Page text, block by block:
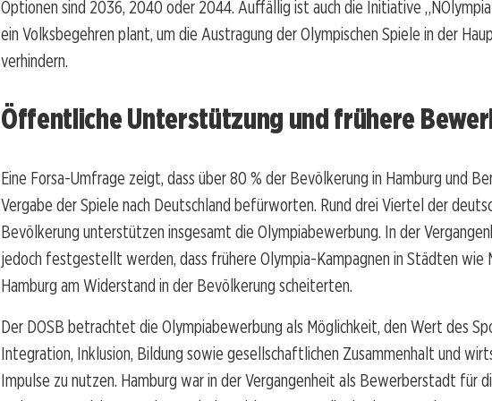
Optionen sind 2036, 2040 oder 2044. Auffällig ist auch die Initiative
ein Volksbegehren plant, um die Austragung der Olympischen Spiele in der
verhindern.
Öffentliche Unterstützung und frühere
Eine Forsa-Umfrage zeigt, dass über 80 % der Bevölkerung in Hamburg und
Vergabe der Spiele nach Deutschland befürworten. Rund drei Viertel der
Bevölkerung unterstützen insgesamt die Olympiabewerbung. In der
jedoch festgestellt werden, dass frühere Olympia-Kampagnen in Städten wie
Hamburg am Widerstand in der Bevölkerung scheiterten.
Der DOSB betrachtet die Olympiabewerbung als Möglichkeit, den Wert des
Integration, Inklusion, Bildung sowie gesellschaftlichen Zusammenhalt und
Impulse zu nutzen. Hamburg war in der Vergangenheit als Bewerberstadt für